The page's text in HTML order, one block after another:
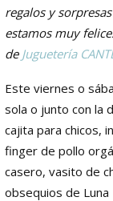
regalos y
estamos muy
de Juguetería
Este viernes o
sola o junto con la
cajita para chicos,
finger de pollo
casero, vasito de
obsequios de Luna